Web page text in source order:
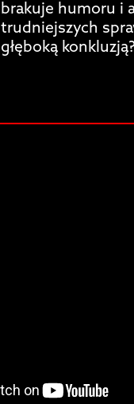
brakuje humoru i
trudniejszych
głęboką